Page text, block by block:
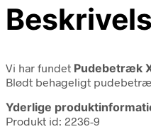
Vi har fundet Pudebetræk
Blødt behageligt
Yderlige
Produkt id: 2236-9